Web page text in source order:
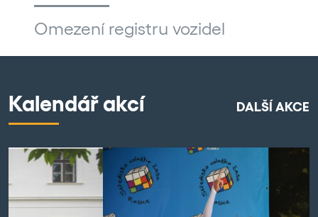
Omezení registru vozidel
Kalendář akcí DALŠÍ AKCE